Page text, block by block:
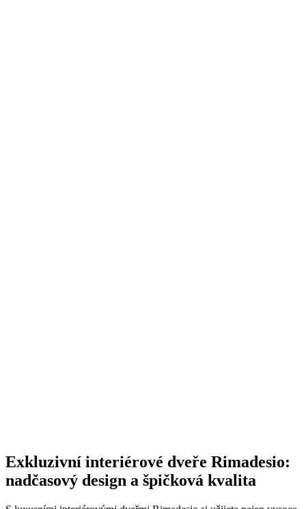
Exkluzivní interiérové dveře Rimadesio:
nadčasový design a špičková kvalita